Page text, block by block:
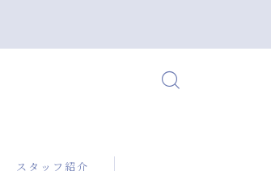
スタッフ紹介